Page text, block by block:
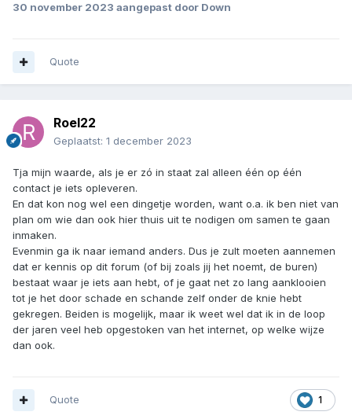
30 november 2023 aangepast door Down
Quote
Roel22
Geplaatst: 1 december 2023
Tja mijn waarde, als je er zó in staat zal alleen één op één
contact je iets opleveren.
En dat kon nog wel een dingetje worden, want o.a. ik ben niet van
plan om wie dan ook hier thuis uit te nodigen om samen te gaan
inmaken.
Evenmin ga ik naar iemand anders. Dus je zult moeten aannemen
dat er kennis op dit forum (of bij zoals jij het noemt, de buren)
bestaat waar je iets aan hebt, of je gaat net zo lang aanklooien
tot je het door schade en schande zelf onder de knie hebt
gekregen. Beiden is mogelijk, maar ik weet wel dat ik in de loop
der jaren veel heb opgestoken van het internet, op welke wijze
dan ook.
1
Quote